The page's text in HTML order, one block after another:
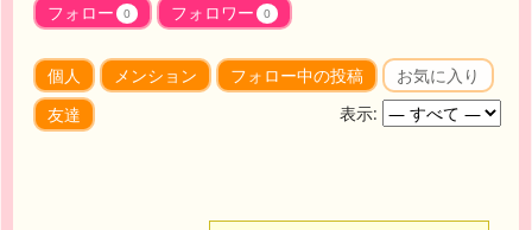
フォロー 0 フォロワー 0
個人 メンション フォロー中の投稿
お気に入り
友達
表示: